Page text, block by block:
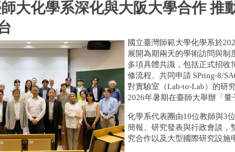
大化學系深化與大阪大學合作 推
國立臺灣師範大學化學系於
展開為期兩天的學術訪問與制
多項具體共識，包括正式招收
修流程、共同申請 SPring-8/
對實驗室（Lab-to-Lab）的研
2026年暑期在臺師大舉辦「量
化學系代表團由10位教師與3
簡報、研究發表與行政會談，
究合作以及大型國際研究設施